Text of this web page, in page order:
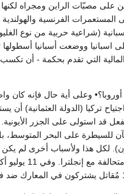
على مصبّات الراين ومجراه
الفرنسية
الإنجليزية على عدّة سفن اسبانية (شراعية حربية
لفرنسا. وفي ديسمبر سنة 1804 أعلنت إنجلترا الحرب على اسبانيا ووضعت
التي تقدم بحكمة - أن تكسب
وعلى أية حال فإنه كان
تركيا (الدولة العثمانية) أن
قد استولى على الجزر الأيونية.
للسيطرة على البحر المتوسط،
لكل هذا ولأسباب أخرى لم يكن
راغباً في أن يرى انجلترا تُقيم مع فرنسا سلاماً•